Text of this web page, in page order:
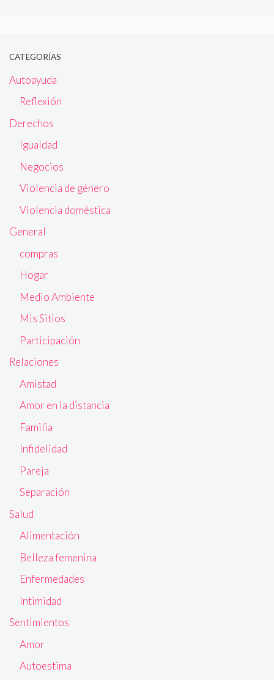
CATEGORÍAS
Autoayuda
Reflexión
Derechos
Igualdad
Negocios
Violencia de género
Violencia doméstica
General
compras
Hogar
Medio Ambiente
Mis Sitios
Participación
Relaciones
Amistad
Amor en la distancia
Familia
Infidelidad
Pareja
Separación
Salud
Alimentación
Belleza femenina
Enfermedades
Intimidad
Sentimientos
Amor
Autoestima